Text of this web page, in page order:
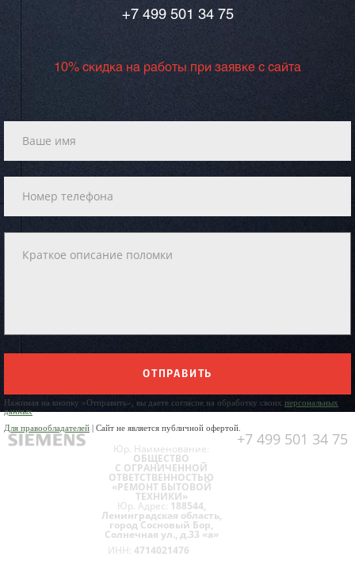
+7 499 501 34 75
10% скидка на работы при заявке с сайта
ОТПРАВИТЬ
Нажимая на кнопку «Отправить», вы даете согласие на обработку своих персональных
данных
Для правообладателей | Сайт не является публичной офертой.
+7 499 501 34 75
Юр. Наименование:
ОБЩЕСТВО
С ОГРАНИЧЕННОЙ
ОТВЕТСТВЕННОСТЬЮ
«РЕМОНТ БЫТОВОЙ
ТЕХНИКИ»
Юр. Адрес: 188544,
Ленинградская область,
город Сосновый Бор,
Солнечная ул., д.33 «а»
ИНН: 4714021476